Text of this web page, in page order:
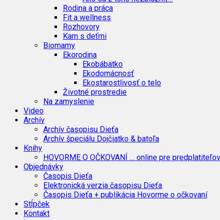
Rodina a práca
Fit a wellness
Rozhovory
Kam s deťmi
Biomamy
Ekorodina
Ekobábätko
Ekodomácnosť
Ekostarostlivosť o telo
Životné prostredie
Na zamyslenie
Video
Archív
Archív časopisu Dieťa
Archív špeciálu Dojčiatko & batoľa
Knihy
HOVORME O OČKOVANÍ … online pre predplatiteľov
Objednávky
Časopis Dieťa
Elektronická verzia časopisu Dieťa
Časopis Dieťa + publikácia Hovorme o očkovaní
Stĺpček
Kontakt